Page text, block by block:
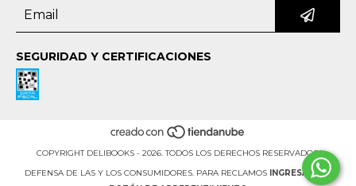
SEGURIDAD Y CERTIFICACIONES
COPYRIGHT DELIBOOKS - 2026. TODOS LOS DERECHOS RESERVADOS.
DEFENSA DE LAS Y LOS CONSUMIDORES. PARA RECLAMOS INGRESÁ ACÁ.